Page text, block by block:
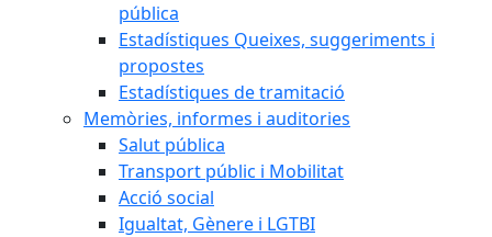
pública
Estadístiques Queixes, suggeriments i
propostes
Estadístiques de tramitació
Memòries, informes i auditories
Salut pública
Transport públic i Mobilitat
Acció social
Igualtat, Gènere i LGTBI